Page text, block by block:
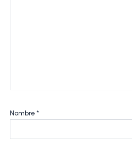
Nombre *